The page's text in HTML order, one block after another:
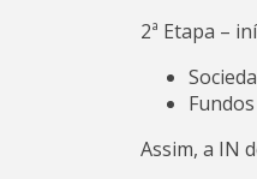
2ª Etapa –
Assim, a IN